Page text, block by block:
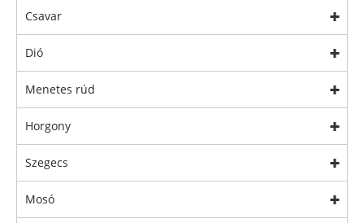
Csavar
Dió
Menetes rúd
Horgony
Szegecs
Mosó